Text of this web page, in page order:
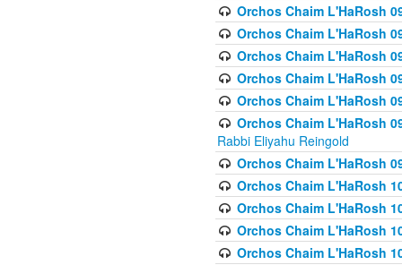
Orchos Chaim L'HaRosh
Orchos Chaim L'HaRosh
Orchos Chaim L'HaRosh
Orchos Chaim L'HaRosh
Orchos Chaim L'HaRosh
Orchos Chaim L'HaRosh
Rabbi Eliyahu Reingold
Orchos Chaim L'HaRosh
Orchos Chaim L'HaRosh
Orchos Chaim L'HaRosh
Orchos Chaim L'HaRosh
Orchos Chaim L'HaRosh